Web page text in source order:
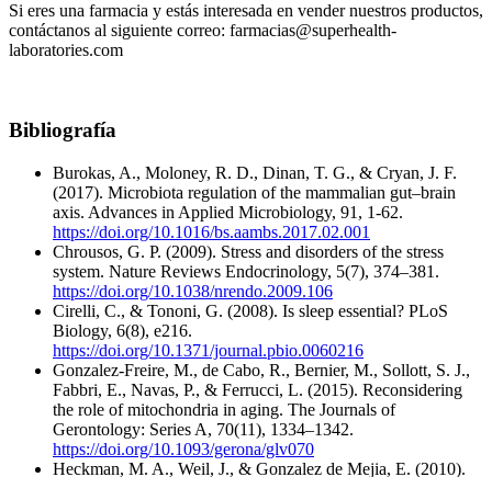
Si eres una farmacia y estás interesada en vender nuestros productos,
contáctanos al siguiente correo: farmacias@superhealth-
laboratories.com
Bibliografía
Burokas, A., Moloney, R. D., Dinan, T. G., & Cryan, J. F.
(2017). Microbiota regulation of the mammalian gut–brain
axis. Advances in Applied Microbiology, 91, 1-62.
https://doi.org/10.1016/bs.aambs.2017.02.001
Chrousos, G. P. (2009). Stress and disorders of the stress
system. Nature Reviews Endocrinology, 5(7), 374–381.
https://doi.org/10.1038/nrendo.2009.106
Cirelli, C., & Tononi, G. (2008). Is sleep essential? PLoS
Biology, 6(8), e216.
https://doi.org/10.1371/journal.pbio.0060216
Gonzalez-Freire, M., de Cabo, R., Bernier, M., Sollott, S. J.,
Fabbri, E., Navas, P., & Ferrucci, L. (2015). Reconsidering
the role of mitochondria in aging. The Journals of
Gerontology: Series A, 70(11), 1334–1342.
https://doi.org/10.1093/gerona/glv070
Heckman, M. A., Weil, J., & Gonzalez de Mejia, E. (2010).